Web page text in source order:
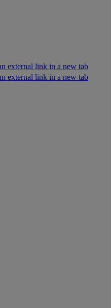
external link in a new tab
external link in a new tab